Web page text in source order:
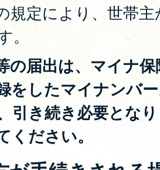
規定により、世帯
。
の届出は、マイナ
をしたマイナンバ
引き続き必要とな
ください。